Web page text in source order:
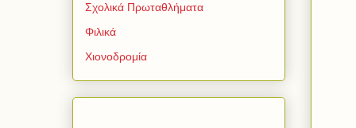
Σχολικά Πρωταθλήματα
Φιλικά
Χιονοδρομία